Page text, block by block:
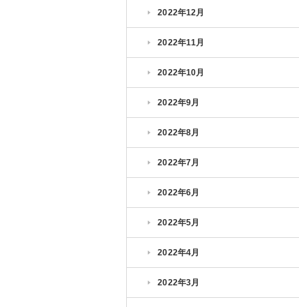
2022年12月
2022年11月
2022年10月
2022年9月
2022年8月
2022年7月
2022年6月
2022年5月
2022年4月
2022年3月